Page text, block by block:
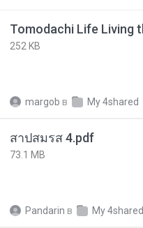
252 KB
margob в My 4shared
สาปสมรส 4.pdf
73.1 MB
Pandarin в My 4shared